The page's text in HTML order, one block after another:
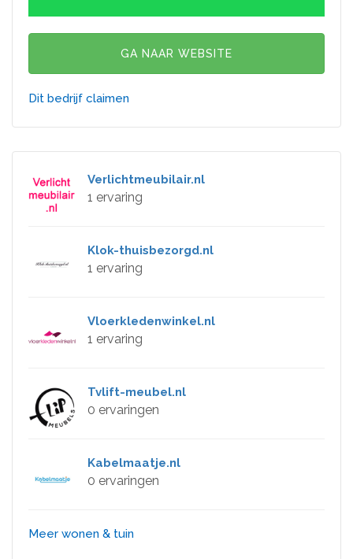
GA NAAR WEBSITE
Dit bedrijf claimen
Verlichtmeubilair.nl
1 ervaring
Klok-thuisbezorgd.nl
1 ervaring
Vloerkledenwinkel.nl
1 ervaring
Tvlift-meubel.nl
0 ervaringen
Kabelmaatje.nl
0 ervaringen
Meer wonen & tuin